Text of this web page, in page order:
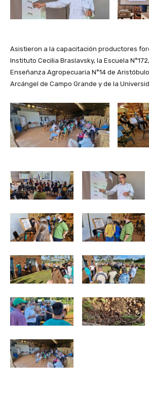
Asistieron a la capacitación productores
Instituto Cecilia Braslavsky, la Escuela
Enseñanza Agropecuaria N°14 de
Arcángel de Campo Grande y de la